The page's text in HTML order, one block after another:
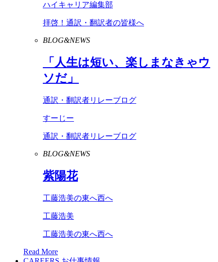
ハイキャリア編集部
拝啓！通訳・翻訳者の皆様へ
BLOG&NEWS
「人生は短い、楽しまなきゃウ
ソだ」
通訳・翻訳者リレーブログ
すーじー
通訳・翻訳者リレーブログ
BLOG&NEWS
紫陽花
工藤浩美の東へ西へ
工藤浩美
工藤浩美の東へ西へ
Read More